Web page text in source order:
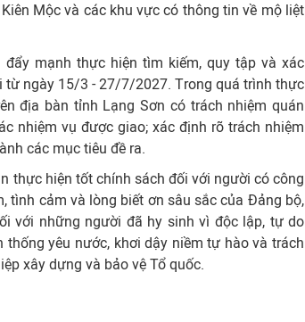
Mộc và các khu vực có thông tin về mộ liệt
đẩy mạnh thực hiện tìm kiếm, quy tập và xác
ngày 15/3 - 27/7/2027. Trong quá trình thực
địa bàn tỉnh Lạng Sơn có trách nhiệm quán
nhiệm vụ được giao; xác định rõ trách nhiệm
các mục tiêu đề ra.
thực hiện tốt chính sách đối với người có công
tình cảm và lòng biết ơn sâu sắc của Đảng bộ,
với những người đã hy sinh vì độc lập, tự do
yêu nước, khơi dậy niềm tự hào và trách
xây dựng và bảo vệ Tổ quốc.